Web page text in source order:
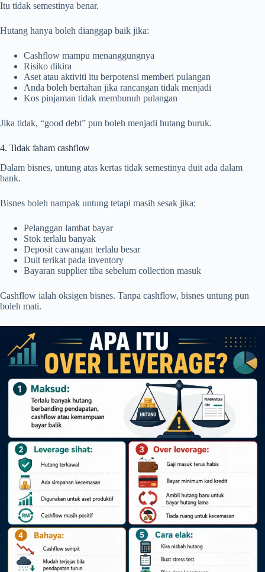
Itu tidak semestinya benar.
Hutang hanya boleh dianggap baik jika:
Cashflow mampu menanggungnya
Risiko dikira
Aset atau aktiviti itu berpotensi memberi pulangan
Anda boleh bertahan jika rancangan tidak menjadi
Kos pinjaman tidak membunuh pulangan
Jika tidak, “good debt” pun boleh menjadi hutang buruk.
4. Tidak faham cashflow
Dalam bisnes, untung atas kertas tidak semestinya duit ada dalam
bank.
Bisnes boleh nampak untung tetapi masih sesak jika:
Pelanggan lambat bayar
Stok terlalu banyak
Deposit cawangan terlalu besar
Duit terikat pada inventory
Bayaran supplier tiba sebelum collection masuk
Cashflow ialah oksigen bisnes. Tanpa cashflow, bisnes untung pun
boleh mati.